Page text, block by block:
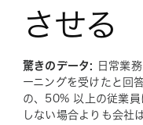
させる
驚きのデータ:
日常業
ーニングを受けたと回
の、50% 以上の従業
しない場合よりも会社